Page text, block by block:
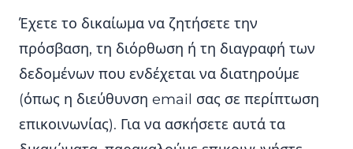
Έχετε το δικαίωμα να ζητήσετε την
πρόσβαση, τη διόρθωση ή τη διαγραφή των
δεδομένων που ενδέχεται να διατηρούμε
(όπως η διεύθυνση email σας σε περίπτωση
επικοινωνίας). Για να ασκήσετε αυτά τα